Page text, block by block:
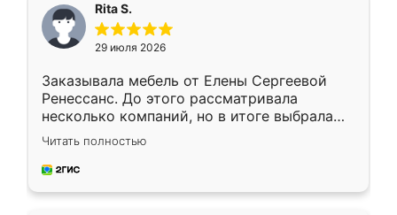
Rita S.
29 июля 2026
Заказывала мебель от Елены Сергеевой
Ренессанс. До этого рассматривала
несколько компаний, но в итоге выбрала
эту. Сначала обговорили условия, потом
приехал замерщик, всё спокойно объяснил
и снял размеры. Изготовили в срок, с
Читать полностью